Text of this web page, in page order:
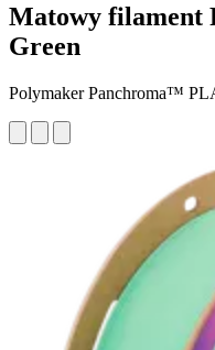
Matowy filament
Green
Polymaker Panchroma™